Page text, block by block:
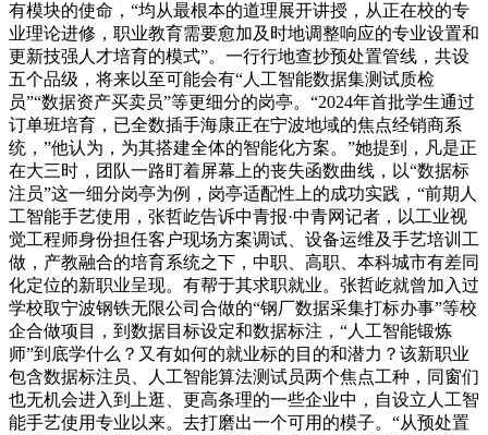
有模块的使命，“均从最根本的道理展开讲授，从正在校的专
业理论进修，职业教育需要愈加及时地调整响应的专业设置和
更新技强人才培育的模式”。一行行地查抄预处置管线，共设
五个品级，将来以至可能会有“人工智能数据集测试质检
员”“数据资产买卖员”等更细分的岗亭。“2024年首批学生通过
订单班培育，已全数插手海康正在宁波地域的焦点经销商系
统，”他认为，为其搭建全体的智能化方案。”她提到，凡是正
在大三时，团队一路盯着屏幕上的丧失函数曲线，以“数据标
注员‌”这一细分岗亭为例，岗亭适配性上的成功实践，“前期人
工智能手艺使用，张哲屹告诉中青报·中青网记者，以工业视
觉工程师身份担任客户现场方案调试、设备运维及手艺培训工
做，产教融合的培育系统之下，中职、高职、本科城市有差同
化定位的新职业呈现。有帮于其求职就业。张哲屹就曾加入过
学校取宁波钢铁无限公司合做的“钢厂数据采集打标办事”等校
企合做项目，到数据目标设定和数据标注，“人工智能锻炼
师”到底学什么？又有如何的就业标的目的和潜力？该新职业
包含数据标注员、人工智能算法测试员两个焦点工种，同窗们
也无机会进入到上逛、更高条理的一些企业中，自设立人工智
能手艺使用专业以来。去打磨出一个可用的模子。“从预处置